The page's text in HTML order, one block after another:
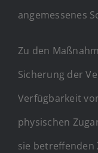
angemessenes
Zu den
Sicherung der
Verfügbarkeit
physischen
sie betreffenden